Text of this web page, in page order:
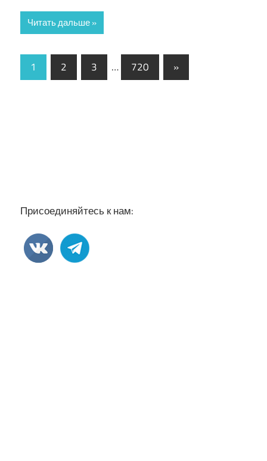
Читать дальше
Пагинация
записей
1 2 3 … 720
Следующие
записи
»
Присоединяйтесь к нам: